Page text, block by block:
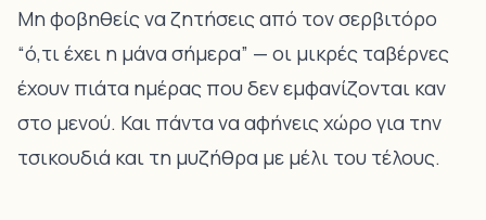
Μη φοβηθείς να ζητήσεις από τον σερβιτόρο
“ό,τι έχει η μάνα σήμερα” — οι μικρές ταβέρνες
έχουν πιάτα ημέρας που δεν εμφανίζονται καν
στο μενού. Και πάντα να αφήνεις χώρο για την
τσικουδιά και τη μυζήθρα με μέλι του τέλους.